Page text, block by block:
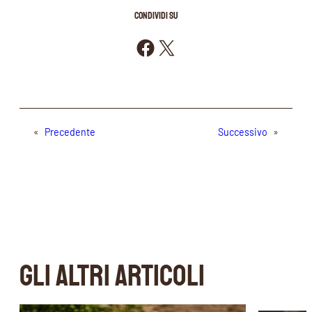
CONDIVIDI SU
Condividi su Facebook
Condividi su X
« Precedente Successivo »
GLI ALTRI ARTICOLI